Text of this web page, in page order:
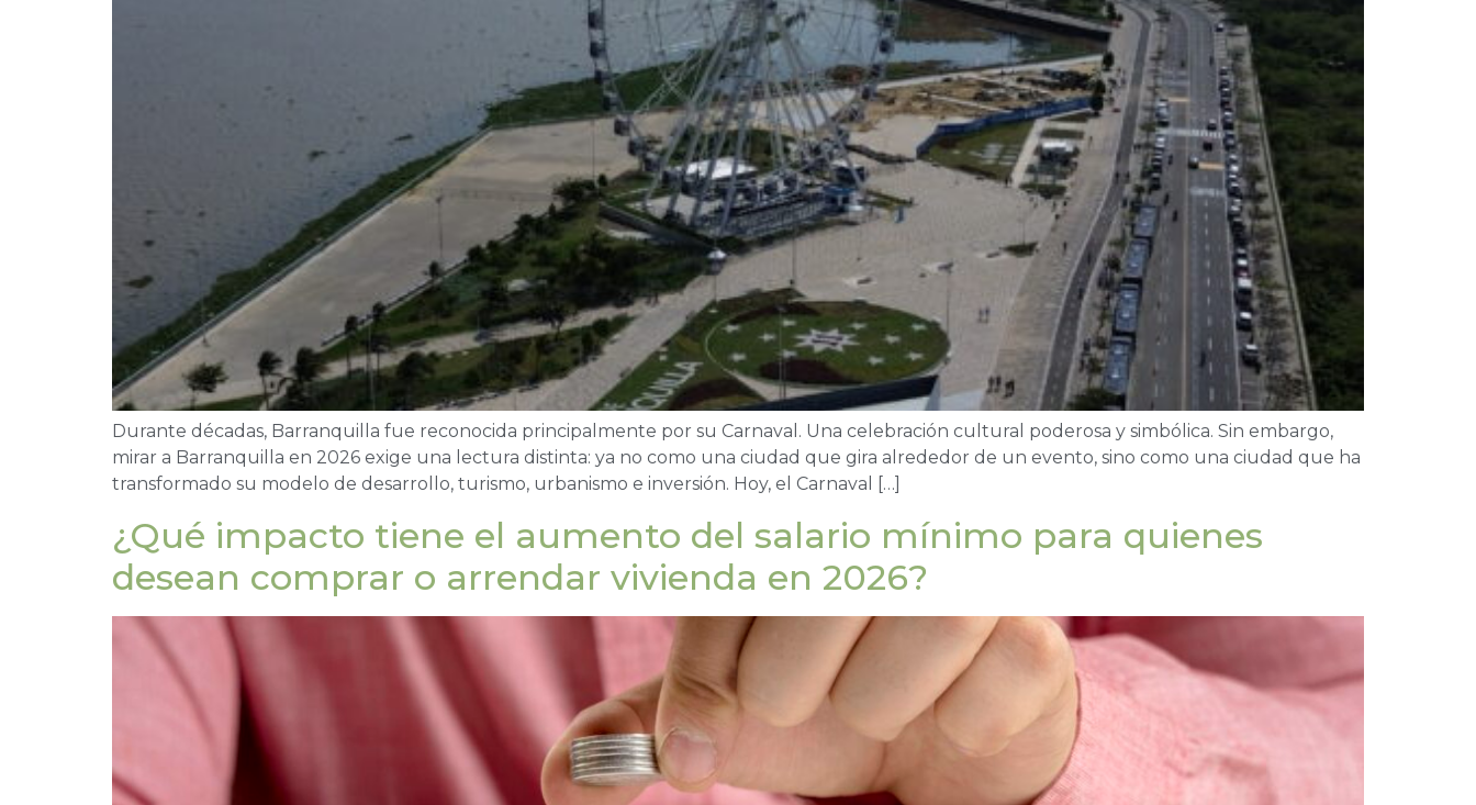
Durante décadas, Barranquilla fue reconocida principalmente por su Carnaval. Una celebración cultural poderosa y simbólica. Sin embargo,
mirar a Barranquilla en 2026 exige una lectura distinta: ya no como una ciudad que gira alrededor de un evento, sino como una ciudad que ha
transformado su modelo de desarrollo, turismo, urbanismo e inversión. Hoy, el Carnaval […]
¿Qué impacto tiene el aumento del salario mínimo para quienes
desean comprar o arrendar vivienda en 2026?